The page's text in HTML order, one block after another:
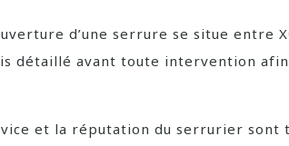
d’une serrure se situe entre
détaillé avant toute intervention afin
et la réputation du serrurier sont